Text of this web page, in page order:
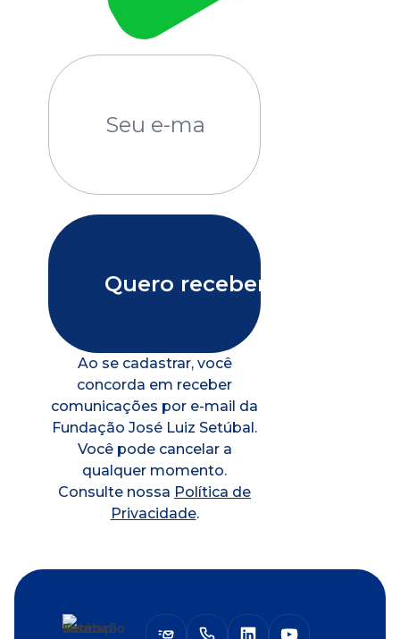
Ao se cadastrar, você
concorda em receber
comunicações por e-mail da
Fundação José Luiz Setúbal.
Você pode cancelar a
qualquer momento.
Consulte nossa Política de
Privacidade.